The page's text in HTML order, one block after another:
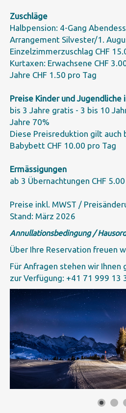
Zuschläge
Halbpension: 4-Gang
Arrangement Silvester/1.
Einzelzimmerzuschlag CHF
Kurtaxen: Erwachsene CHF
Jahre CHF 1.50 pro Tag
Preise Kinder und
bis 3 Jahre gratis - 3 bis 10
Jahre 70%
Diese Preisreduktion gilt auch
Babybett CHF 10.00 pro Tag
Ermässigungen
ab 3 Übernachtungen CHF
Preise inkl. MWST /
Stand: März 2026
Annullationsbedingung /
Über Ihre Reservation freuen
Für Anfragen stehen wir Ihnen
zur Verfügung: +41 71 999 13